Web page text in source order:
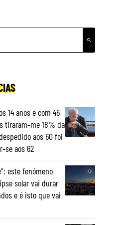
14 anos e com 46
tiraram‑me 18% da
aos 60 foi
aos 62
este fenómeno
solar vai durar
e é isto que vai